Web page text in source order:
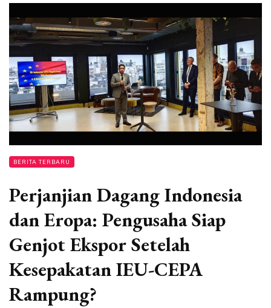
BERITA TERBARU
Perjanjian Dagang Indonesia
dan Eropa: Pengusaha Siap
Genjot Ekspor Setelah
Kesepakatan IEU-CEPA
Rampung?